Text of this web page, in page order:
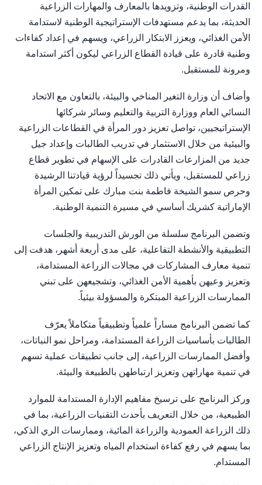
القدرات الوطنية، وتزويدها بالمعارف والمهارات الزراعية
الحديثة، بما يدعم مستهدفات الإستراتيجية الوطنية لاستدامة
الأمن الغذائي، ويعزز الابتكار الزراعي، ويسهم في إعداد كفاءات
وطنية قادرة على قيادة القطاع الزراعي ليكون أكثر استدامة
ومرونة للمستقبل.
وأضاف أن وزارة التغير المناخي والبيئة، بالتعاون مع الاتحاد
النسائي العام ووزارة التربية والتعليم وسائر شركائها
الإستراتيجيين، تواصل تعزيز دور المرأة في القطاعات الزراعية
والبيئية من خلال الاستثمار في تدريب الطالبات وإعداد جيل
جديد من المزارعات القادرات على الإسهام في تطوير قطاع
زراعي للمستقبل، ويأتي ذلك تجسيداً لرؤية قيادتنا الرشيدة
وحرص سمو الشيخة فاطمة بنت مبارك على تمكين المرأة
الإماراتية كشريك أساسي في مسيرة التنمية الوطنية.
وتضمن البرنامج سلسلة من الورش التدريبية والجلسات
التطبيقية والأنشطة التفاعلية، على مدى أربعة أشهر، هدفت إلى
تنمية معارف المشاركات في مجالات الزراعة المستدامة،
وتعزيز وعيهن بأهمية الأمن الغذائي، وتشجيعهن على تبني
الممارسات الزراعية المبتكرة والمسؤولة بيئياً.
كما تضمن البرنامج مساراً علمياً وتطبيقياً متكاملاً يعرّف
الطالبات بأساسيات الزراعة المستدامة، ومراحل نمو النباتات،
وأفضل الممارسات الزراعية، إلى جانب تطبيقات عملية تسهم
في تنمية مهاراتهن وتعزيز ارتباطهن بالطبيعة والبيئة.
وركز البرنامج على ترسيخ مفاهيم الإدارة المستدامة للموارد
الطبيعية، من خلال التعريف بأحدث التقنيات الزراعية، بما في
ذلك الزراعة العمودية والزراعة المائية، وممارسات الري الذكي،
بما يسهم في رفع كفاءة استخدام المياه وتعزيز الإنتاج الزراعي
المستدام.